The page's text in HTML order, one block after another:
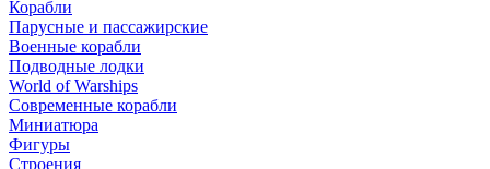
Корабли
Парусные и пассажирские
Военные корабли
Подводные лодки
World of Warships
Современные корабли
Миниатюра
Фигуры
Строения